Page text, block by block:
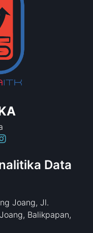
Data
Joang, Jl.
Balikpapan,